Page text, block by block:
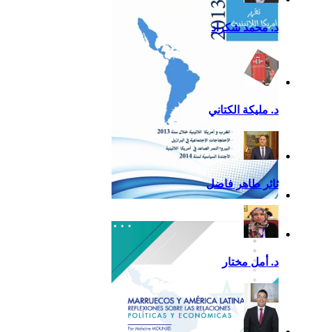
تقرير أمريكا اللاتينية لسنة
2013
د. محمد شكراد
د. مليكة الكتاني
ثائر طاهر فاضل
د. أمل مختار